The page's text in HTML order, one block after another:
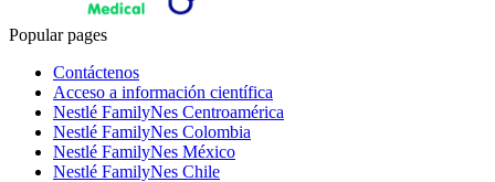
Popular pages
Contáctenos
Acceso a información científica
Nestlé FamilyNes Centroamérica
Nestlé FamilyNes Colombia
Nestlé FamilyNes México
Nestlé FamilyNes Chile